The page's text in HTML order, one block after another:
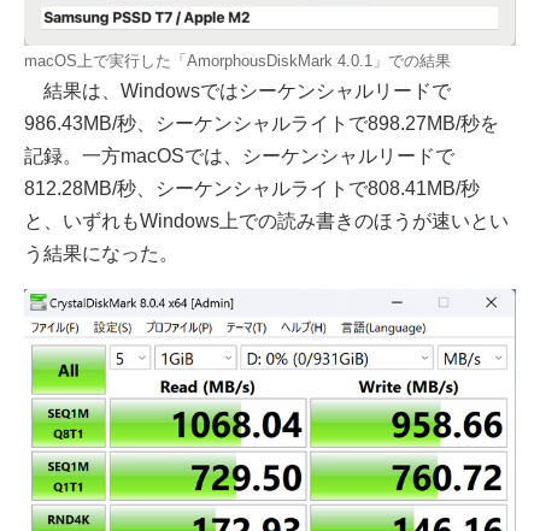
macOS上で実行した「AmorphousDiskMark 4.0.1」での結果
結果は、Windowsではシーケンシャルリードで
986.43MB/秒、シーケンシャルライトで898.27MB/秒を
記録。一方macOSでは、シーケンシャルリードで
812.28MB/秒、シーケンシャルライトで808.41MB/秒
と、いずれもWindows上での読み書きのほうが速いとい
う結果になった。